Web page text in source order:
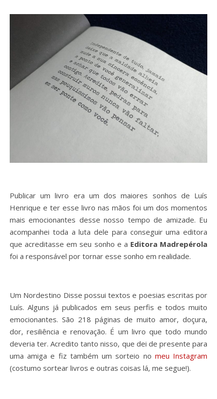
Publicar um livro era um dos maiores sonhos de Luís
Henrique e ter esse livro nas mãos foi um dos momentos
mais emocionantes desse nosso tempo de amizade. Eu
acompanhei toda a luta dele para conseguir uma editora
que acreditasse em seu sonho e a Editora Madrepérola
foi a responsável por tornar esse sonho em realidade.
Um Nordestino Disse possui textos e poesias escritas por
Luís. Alguns já publicados em seus perfis e todos muito
emocionantes. São 218 páginas de muito amor, doçura,
dor, resiliência e renovação. É um livro que todo mundo
deveria ter. Acredito tanto nisso, que dei de presente para
uma amiga e fiz também um sorteio no meu Instagram
(costumo sortear livros e outras coisas lá, me segue!).